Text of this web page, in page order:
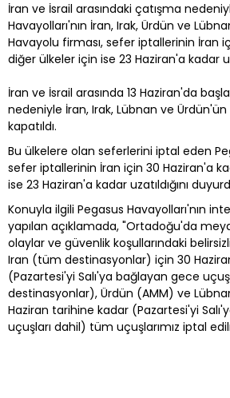
İran ve İsrail arasındaki çatışma
Havayolları'nın İran, Irak, Ürdün ve
Havayolu firması, sefer iptallerinin İran
diğer ülkeler için ise 23 Haziran'a kadar
İran ve İsrail arasında 13 Haziran'da
nedeniyle İran, Irak, Lübnan ve Ürdün'ün
kapatıldı.
Bu ülkelere olan seferlerini iptal eden
sefer iptallerinin İran için 30 Haziran'a
ise 23 Haziran'a kadar uzatıldığını
Konuyla ilgili Pegasus Havayolları'nın
yapılan açıklamada, "Ortadoğu'da
olaylar ve güvenlik koşullarındaki
Iran (tüm destinasyonlar) için 30
(Pazartesi'yi Salı'ya bağlayan gece
destinasyonlar), Ürdün (AMM) ve
Haziran tarihine kadar (Pazartesi'yi
uçuşları dahil) tüm uçuşlarımız iptal